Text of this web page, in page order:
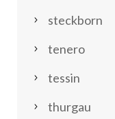
steckborn
tenero
tessin
thurgau